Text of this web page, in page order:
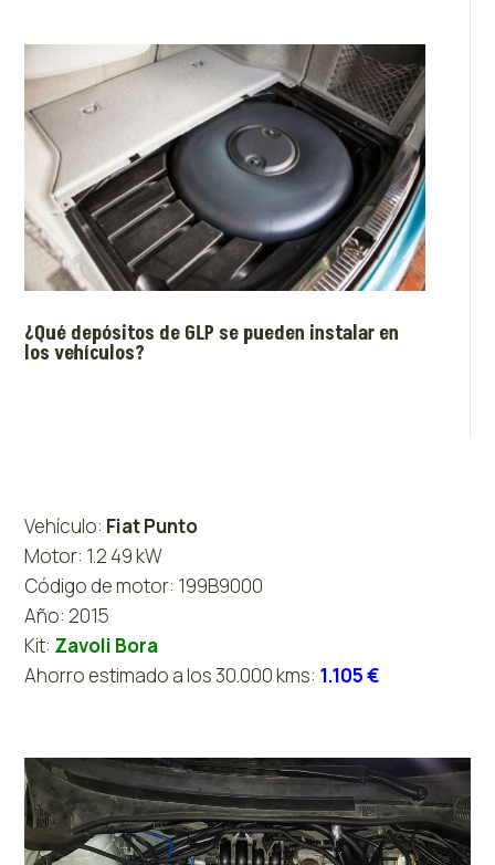
¿Qué depósitos de GLP se pueden instalar en
los vehículos?
Vehículo: Fiat Punto
Motor: 1.2 49 kW
Código de motor: 199B9000
Año: 2015
Kit: Zavoli Bora
Ahorro estimado a los 30.000 kms: 1.105 €